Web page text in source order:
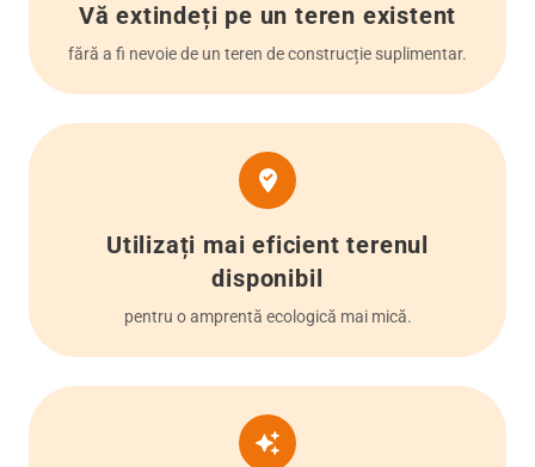
Vă extindeți pe un teren existent
fără a fi nevoie de un teren de construcție suplimentar.
Utilizați mai eficient terenul
disponibil
pentru o amprentă ecologică mai mică.